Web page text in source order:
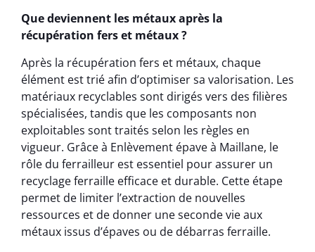
Que deviennent les métaux après la
récupération fers et métaux ?
Après la récupération fers et métaux, chaque
élément est trié afin d’optimiser sa valorisation. Les
matériaux recyclables sont dirigés vers des filières
spécialisées, tandis que les composants non
exploitables sont traités selon les règles en
vigueur. Grâce à Enlèvement épave à Maillane, le
rôle du ferrailleur est essentiel pour assurer un
recyclage ferraille efficace et durable. Cette étape
permet de limiter l’extraction de nouvelles
ressources et de donner une seconde vie aux
métaux issus d’épaves ou de débarras ferraille.